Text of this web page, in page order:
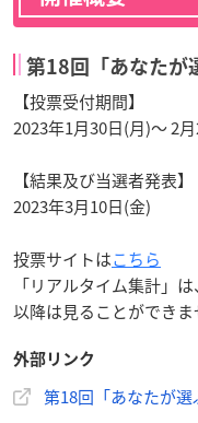
第18回「あなたが
【投票受付期間】
2023年1月30日(月)～ 2
【結果及び当選者発表】
2023年3月10日(金)
投票サイトはこちら
「リアルタイム集計」
以降は見ることができま
外部リンク
第18回「あなたが